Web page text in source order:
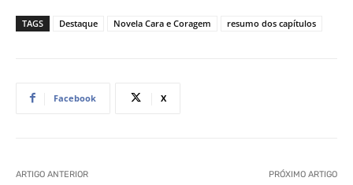
TAGS Destaque Novela Cara e Coragem resumo dos capítulos
Facebook X
ARTIGO ANTERIOR PRÓXIMO ARTIGO